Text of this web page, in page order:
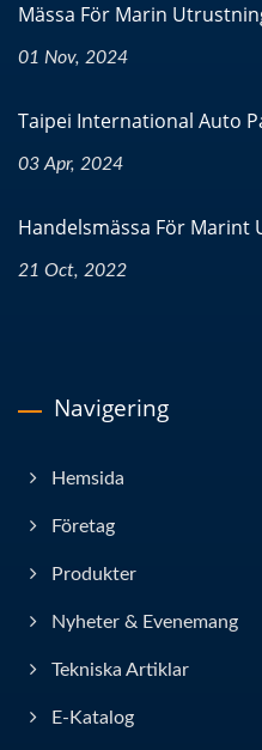
Mässa För Marin
01 Nov, 2024
Taipei International Auto
03 Apr, 2024
Handelsmässa För Marint
21 Oct, 2022
Navigering
Hemsida
Företag
Produkter
Nyheter & Evenemang
Tekniska Artiklar
E-Katalog